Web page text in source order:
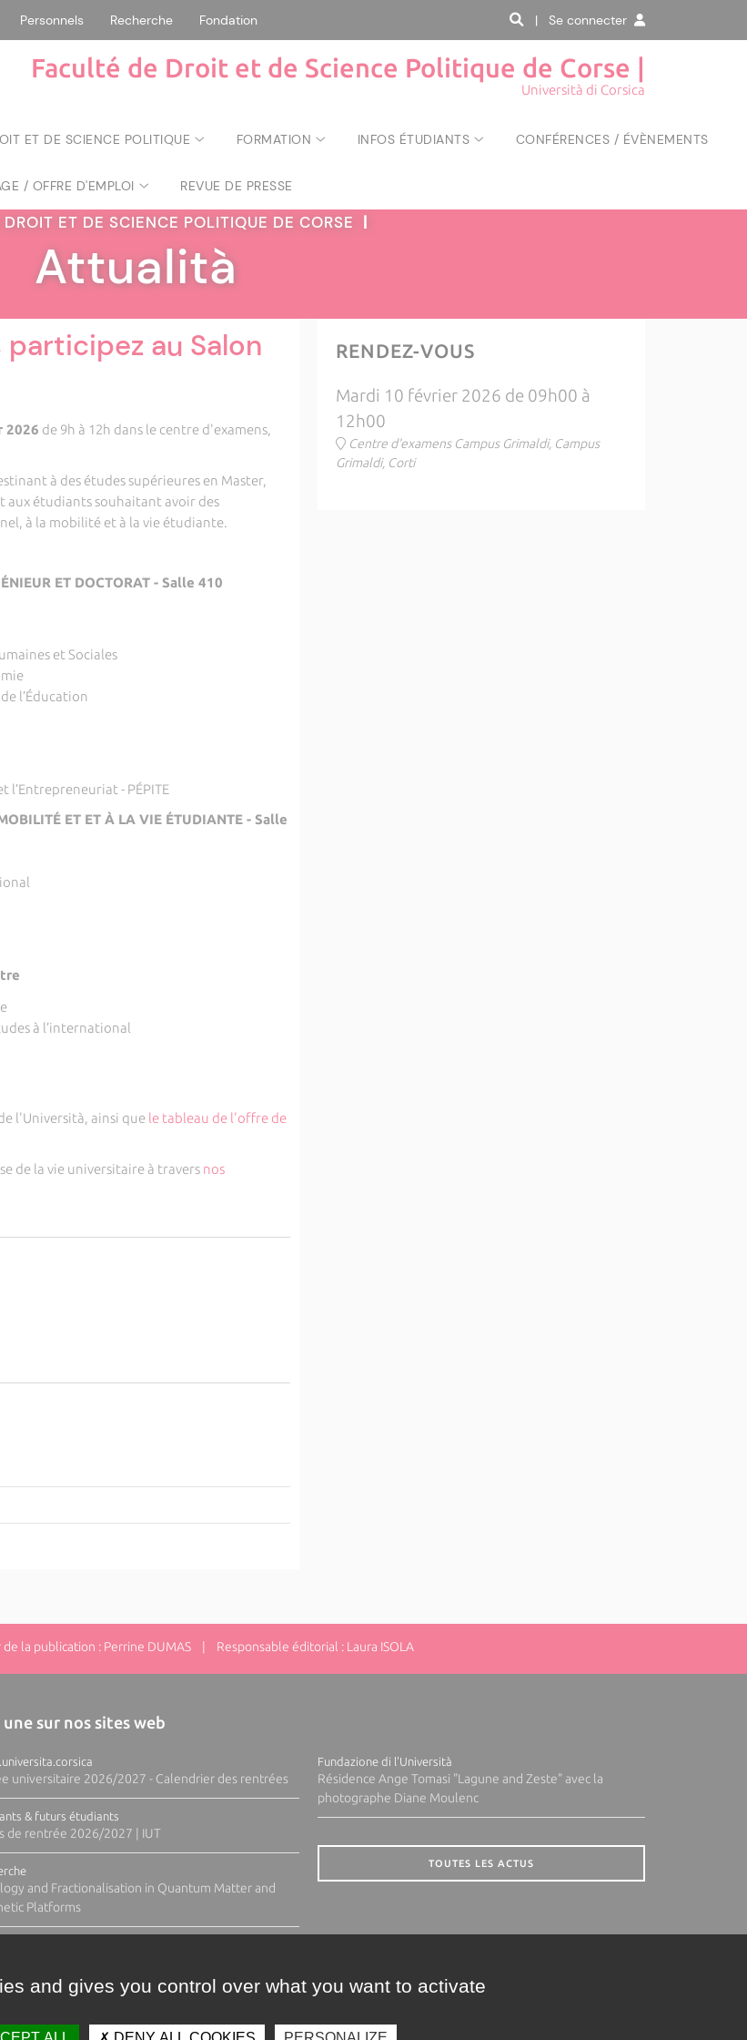
Personnels Recherche Fondation | Se connecter
Faculté de Droit et de Science Politique de Corse |
Università di Corsica
ET DE SCIENCE POLITIQUE FORMATION INFOS ÉTUDIANTS CONFÉRENCES / ÉVÈNEMENTS
/ OFFRE D'EMPLOI REVUE DE PRESSE
DROIT ET DE SCIENCE POLITIQUE DE CORSE |
Attualità
au Salon
2026 de 9h à 12h dans le centre d'examens,
à des études supérieures en Master,
aux étudiants souhaitant avoir des
à la mobilité et à la vie étudiante.
ET DOCTORAT - Salle 410
et Sociales
l’Éducation
l’Entrepreneuriat - PÉPITE
ET ET À LA VIE ÉTUDIANTE - Salle
à l’international
l'Università, ainsi que le tableau de l'offre de
de la vie universitaire à travers nos
RENDEZ-VOUS
Mardi 10 février 2026 de 09h00 à
12h00
Centre d'examens Campus Grimaldi, Campus
Grimaldi, Corti
la publication : Perrine DUMAS | Responsable éditorial : Laura ISOLA
une sur nos sites web
universitaire 2026/2027 - Calendrier des rentrées
& futurs étudiants
de rentrée 2026/2027 | IUT
and Fractionalisation in Quantum Matter and
Platforms
Fundazione di l'Università
Résidence Ange Tomasi "Lagune and Zeste" avec la
photographe Diane Moulenc
TOUTES LES ACTUS
and gives you control over what you want to activate